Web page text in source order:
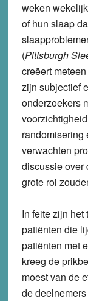
weken
of hun slaap
(Pittsburgh
creëert
zijn subjectief
onderzoekers
randomisering
verwachten
discussie over
grote rol
In feite zijn
patiënten die
patiënten met
kreeg de
moest van de
de